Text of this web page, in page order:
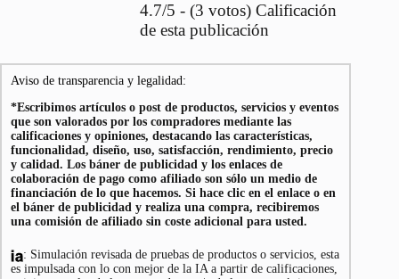
4.7/5 - (3 votos) Calificación
de esta publicación
Aviso de transparencia y legalidad:
*Escribimos artículos o post de productos, servicios y eventos
que son valorados por los compradores mediante las
calificaciones y opiniones, destacando las características,
funcionalidad, diseño, uso, satisfacción, rendimiento, precio
y calidad. Los báner de publicidad y los enlaces de
colaboración de pago como afiliado son sólo un medio de
financiación de lo que hacemos. Si hace clic en el enlace o en
el báner de publicidad y realiza una compra, recibiremos
una comisión de afiliado sin coste adicional para usted.
: Simulación revisada de pruebas de productos o servicios, esta
es impulsada con lo con mejor de la IA a partir de calificaciones,